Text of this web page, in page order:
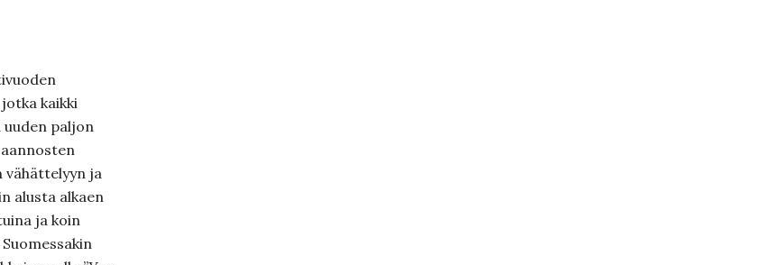
kaikki
paljon
vähättelyyn ja
alusta alkaen
ja koin